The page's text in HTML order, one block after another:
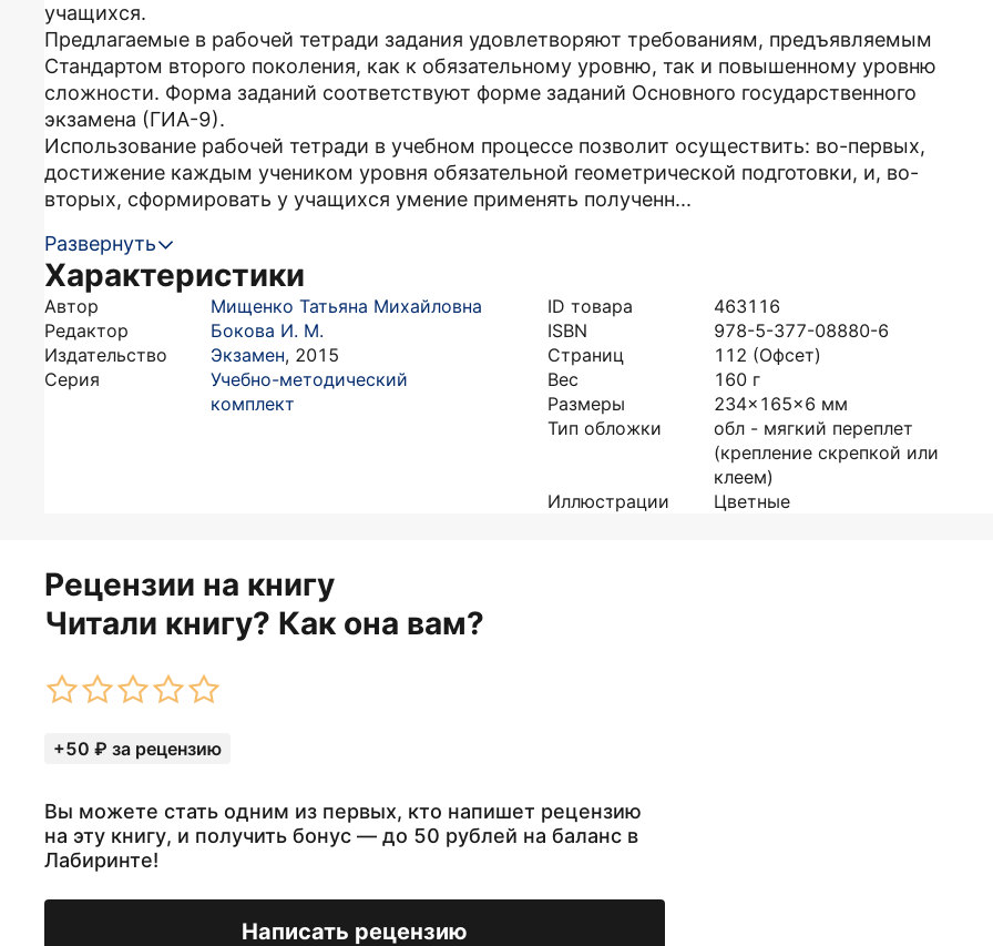
учащихся.
Предлагаемые в рабочей тетради задания удовлетворяют требованиям, предъявляемым
Стандартом второго поколения, как к обязательному уровню, так и повышенному уровню
сложности. Форма заданий соответствуют форме заданий Основного государственного
экзамена (ГИА-9).
Использование рабочей тетради в учебном процессе позволит осуществить: во-первых,
достижение каждым учеником уровня обязательной геометрической подготовки, и, во-
вторых, сформировать у учащихся умение применять полученн...
Развернуть
Характеристики
Автор
Мищенко Татьяна Михайловна
Редактор
Бокова И. М.
Издательство
Экзамен, 2015
Серия
Учебно-методический
комплект
ID товара
463116
ISBN
978-5-377-08880-6
Страниц
112 (Офсет)
Вес
160 г
Размеры
234x165x6 мм
Тип обложки
обл - мягкий переплет
(крепление скрепкой или
клеем)
Иллюстрации
Цветные
Рецензии на книгу
Читали книгу? Как она вам?
+50 ₽ за рецензию
Вы можете стать одним из первых, кто напишет рецензию
на эту книгу, и получить бонус — до 50 рублей на баланс в
Лабиринте!
Написать рецензию